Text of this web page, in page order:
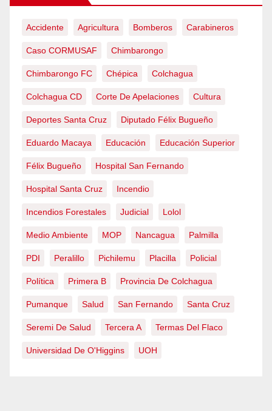
Accidente Agricultura Bomberos Carabineros
Caso CORMUSAF Chimbarongo
Chimbarongo FC Chépica Colchagua
Colchagua CD Corte De Apelaciones Cultura
Deportes Santa Cruz Diputado Félix Bugueño
Eduardo Macaya Educación Educación Superior
Félix Bugueño Hospital San Fernando
Hospital Santa Cruz Incendio
Incendios Forestales Judicial Lolol
Medio Ambiente MOP Nancagua Palmilla
PDI Peralillo Pichilemu Placilla Policial
Política Primera B Provincia De Colchagua
Pumanque Salud San Fernando Santa Cruz
Seremi De Salud Tercera A Termas Del Flaco
Universidad De O'Higgins UOH